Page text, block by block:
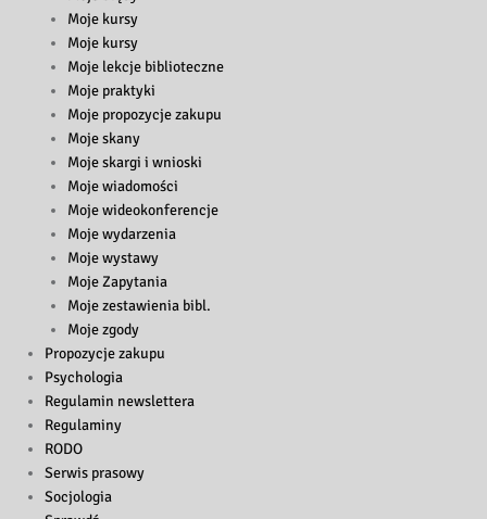
Moje kursy
Moje kursy
Moje lekcje biblioteczne
Moje praktyki
Moje propozycje zakupu
Moje skany
Moje skargi i wnioski
Moje wiadomości
Moje wideokonferencje
Moje wydarzenia
Moje wystawy
Moje Zapytania
Moje zestawienia bibl.
Moje zgody
Propozycje zakupu
Psychologia
Regulamin newslettera
Regulaminy
RODO
Serwis prasowy
Socjologia